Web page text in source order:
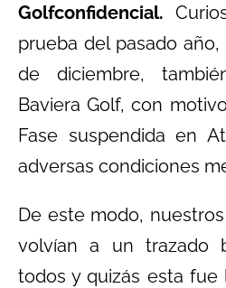
Golfconfidencial.
prueba del pasado
de diciembre,
Baviera Golf, con
Fase suspendida en
adversas condiciones
De este modo,
volvían a un trazado
todos y quizás esta